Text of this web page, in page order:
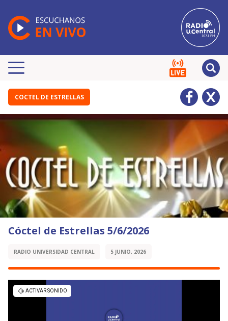
COCTEL DE ESTRELLAS
Cóctel de Estrellas 5/6/2026
RADIO UNIVERSIDAD CENTRAL 5 JUNIO, 2026